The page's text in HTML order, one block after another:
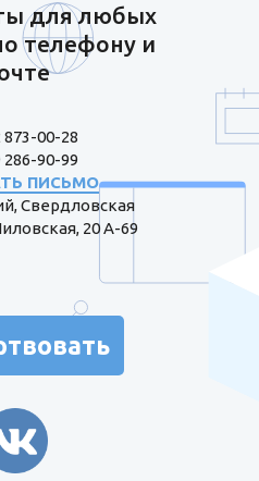
для любых
телефону и
873-00-28
286-90-99
ПИСЬМО
Свердловская
20 А-69